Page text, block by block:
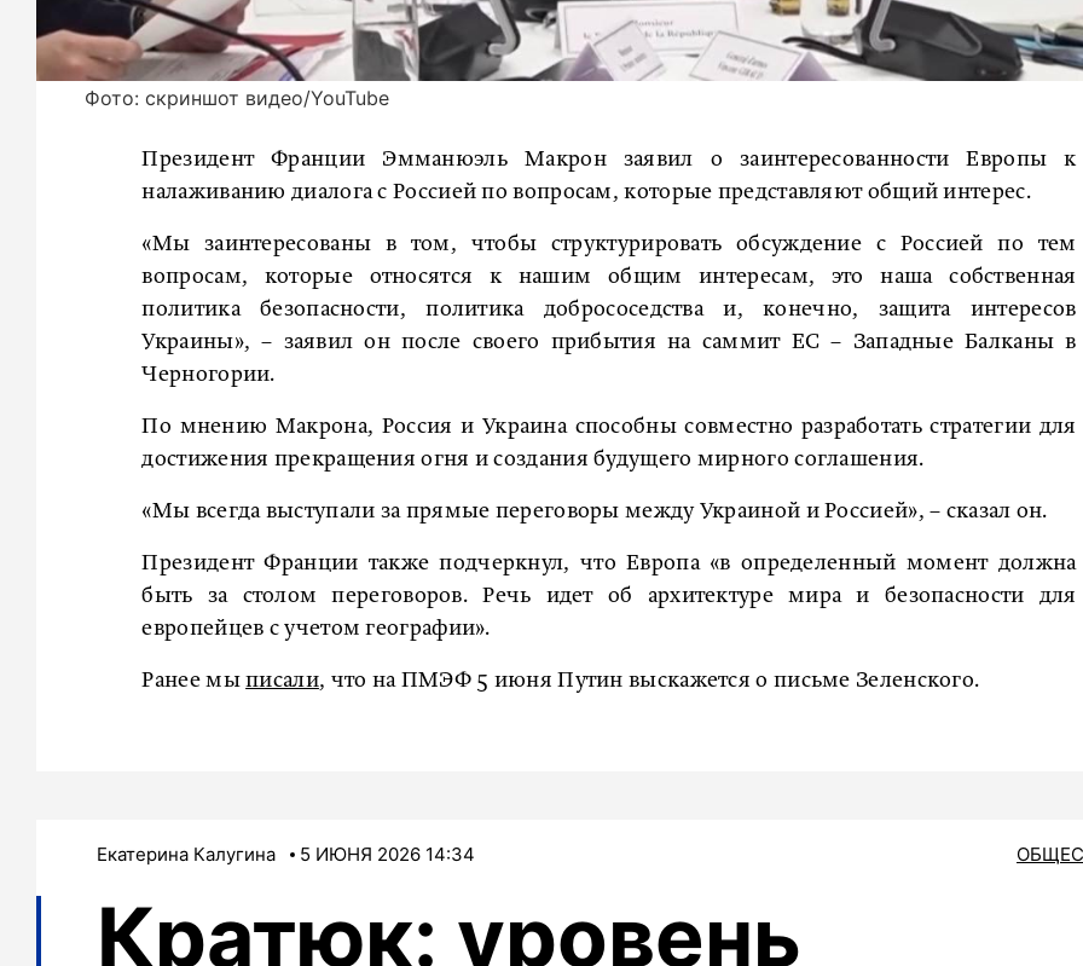
Фото: скриншот видео/YouTube
Президент Франции Эмманюэль Макрон заявил о заинтересованности Европы к
налаживанию диалога с Россией по вопросам, которые представляют общий интерес.
«Мы заинтересованы в том, чтобы структурировать обсуждение с Россией по тем
вопросам, которые относятся к нашим общим интересам, это наша собственная
политика безопасности, политика добрососедства и, конечно, защита интересов
Украины», – заявил он после своего прибытия на саммит ЕС – Западные Балканы в
Черногории.
По мнению Макрона, Россия и Украина способны совместно разработать стратегии для
достижения прекращения огня и создания будущего мирного соглашения.
«Мы всегда выступали за прямые переговоры между Украиной и Россией», – сказал он.
Президент Франции также подчеркнул, что Европа «в определенный момент должна
быть за столом переговоров. Речь идет об архитектуре мира и безопасности для
европейцев с учетом географии».
Ранее мыписали, что на ПМЭФ 5 июня Путин выскажется о письме Зеленского.
Екатерина Калугина 5 ИЮНЯ 2026 14:34
Кратюк: уровень